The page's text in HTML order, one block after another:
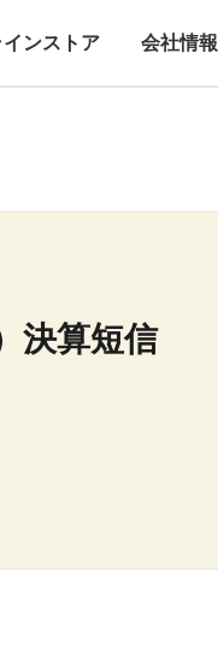
インストア 会社情報
決算短信